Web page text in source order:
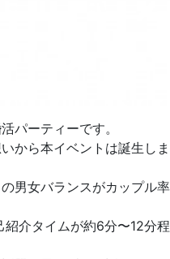
パーティーです。
から本イベントは誕生しま
男女バランスがカップル率
介タイムが約6分〜12分